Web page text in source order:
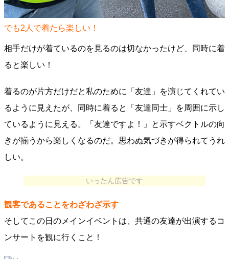
でも2人で着たら楽しい！
相手だけが着ているのを見るのは切なかったけど、同時に着
ると楽しい！
着るのが片方だけだと私のために「友達」を演じてくれてい
るように見えたが、同時に着ると「友達同士」を周囲に示し
ているように見える。「友達ですよ！」と示すベクトルの向
きが揃うから楽しくなるのだ。思わぬ気づきが得られてうれ
しい。
いったん広告です
観客であることをわざわざ示す
そしてこの日のメインイベントは、共通の友達が出演するコ
ンサートを観に行くこと！